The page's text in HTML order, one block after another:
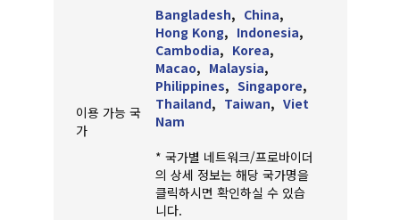
이용 가능 국
가
Bangladesh, China,
Hong Kong, Indonesia,
Cambodia, Korea,
Macao, Malaysia,
Philippines, Singapore,
Thailand, Taiwan, Viet
Nam
* 국가별 네트워크/프로바이더
의 상세 정보는 해당 국가명을
클릭하시면 확인하실 수 있습
니다.